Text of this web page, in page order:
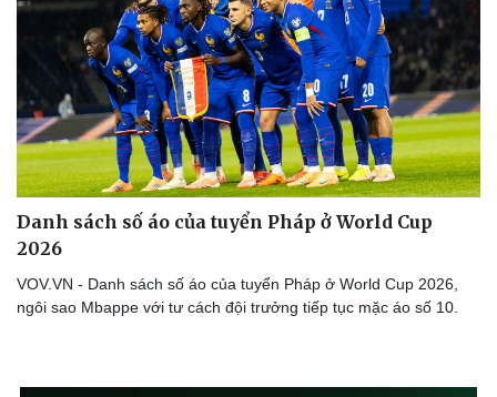
Danh sách số áo của tuyển Pháp ở World Cup
2026
VOV.VN - Danh sách số áo của tuyển Pháp ở World Cup 2026,
ngôi sao Mbappe với tư cách đội trưởng tiếp tục mặc áo số 10.